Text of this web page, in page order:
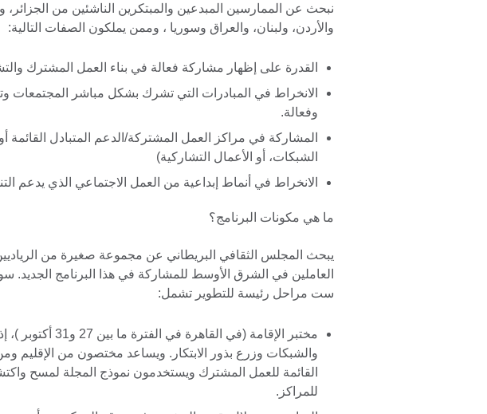
نبحث عن الممارسين المبدعين والمبتكرين الناشئين من الجزائر،
والأردن، ولبنان، والعراق وسوريا ، وممن يملكون الصفات التالية:
القدرة على إظهار مشاركة فعالة في بناء العمل المشترك
الانخراط في المبادرات التي تشرك بشكل مباشر المجتمعات
وفعالة.
المشاركة في مراكز العمل المشتركة/الدعم المتبادل القائمة
الشبكات، أو الأعمال التشاركية)
الانخراط في أنماط إبداعية من العمل الاجتماعي الذي يدعم
ما هي مكونات البرنامج؟
يبحث المجلس الثقافي البريطاني عن مجموعة صغيرة من
العاملين في الشرق الأوسط للمشاركة في هذا البرنامج
ست مراحل رئيسة للتطوير تشمل:
مختبر الإقامة (في
والشبكات وزرع بذور الابتكار. ويساعد مختصون من الإقليم
القائمة للعمل المشترك ويستخدمون نموذج المجلة لمسح
للمراكز.